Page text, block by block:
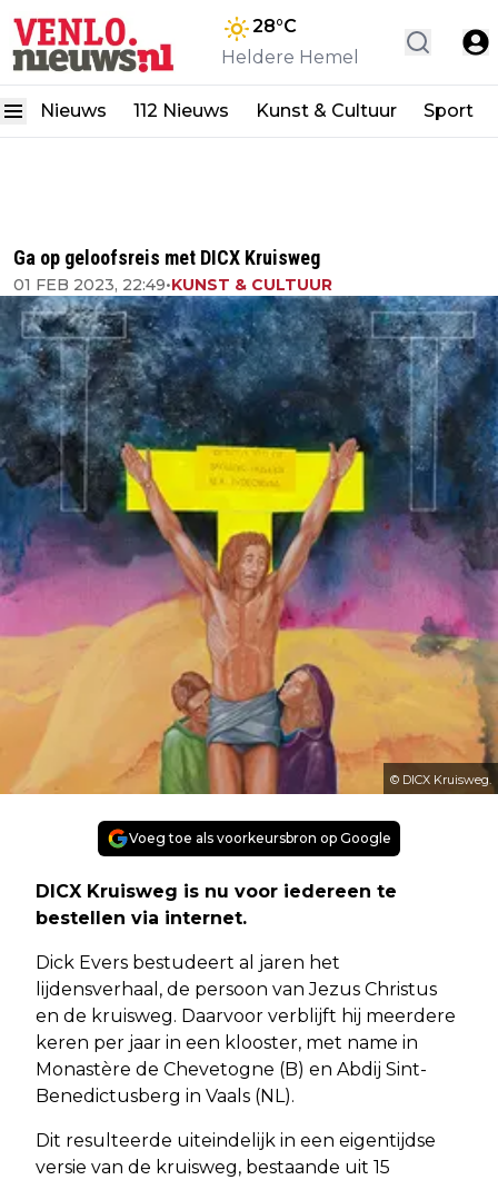
28°C
Heldere Hemel
Nieuws 112 Nieuws Kunst & Cultuur Sport
Ga op geloofsreis met DICX Kruisweg
01 FEB 2023, 22:49•KUNST & CULTUUR
© DICX Kruisweg.
Voeg toe als voorkeursbron op Google
DICX Kruisweg is nu voor iedereen te
bestellen via internet.
Dick Evers bestudeert al jaren het
lijdensverhaal, de persoon van Jezus Christus
en de kruisweg. Daarvoor verblijft hij meerdere
keren per jaar in een klooster, met name in
Monastère de Chevetogne (B) en Abdij Sint-
Benedictusberg in Vaals (NL).
Dit resulteerde uiteindelijk in een eigentijdse
versie van de kruisweg, bestaande uit 15